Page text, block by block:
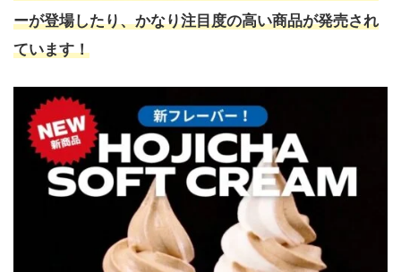
ーが登場したり、かなり注目度の高い商品が発売され
ています！